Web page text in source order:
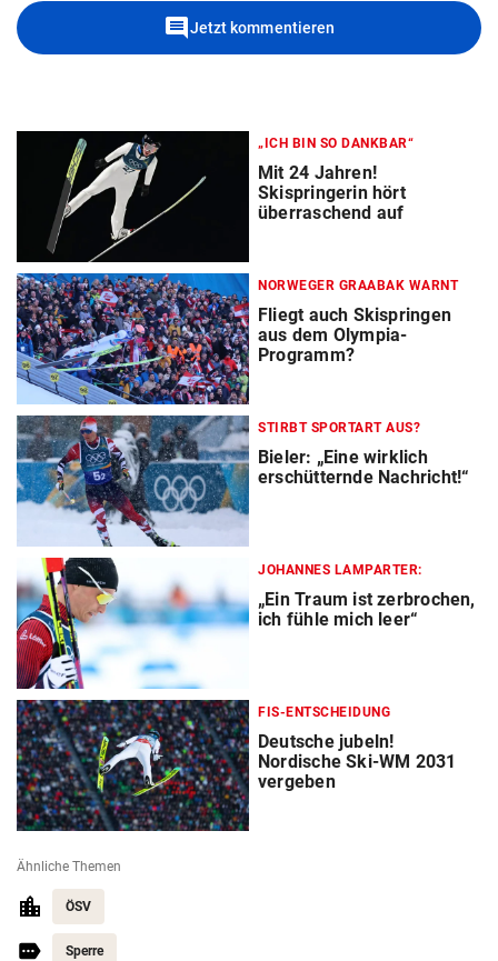
commentJetzt kommentieren
„ICH BIN SO DANKBAR“
Mit 24 Jahren!
Skispringerin hört
überraschend auf
NORWEGER GRAABAK WARNT
Fliegt auch Skispringen
aus dem Olympia-
Programm?
STIRBT SPORTART AUS?
Bieler: „Eine wirklich
erschütternde Nachricht!“
JOHANNES LAMPARTER:
„Ein Traum ist zerbrochen,
ich fühle mich leer“
FIS-ENTSCHEIDUNG
Deutsche jubeln!
Nordische Ski-WM 2031
vergeben
Ähnliche Themen
ÖSV
Sperre